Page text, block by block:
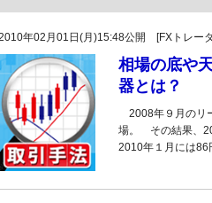
年02月01日(月)15:48公開 [FXトレー
相場の底や
器とは？
2008年９月のリ
場。 その結果、
2010年１月には